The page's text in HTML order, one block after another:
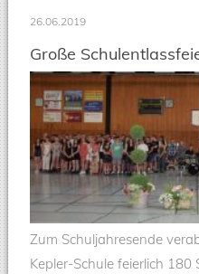
26.06.2019
Große
Zum Schuljahresende
Kepler-Schule feierlich